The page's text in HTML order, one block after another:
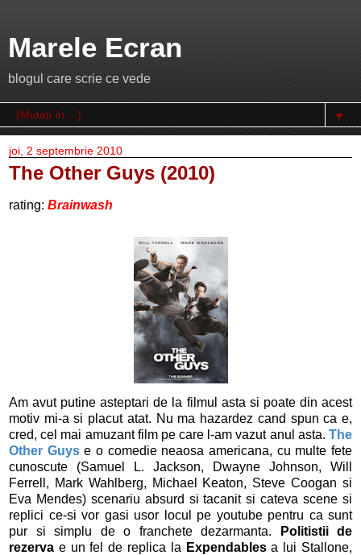
Marele Ecran
blogul care scrie ce vede
▼
joi, 2 septembrie 2010
The Other Guys (2010)
rating: Brainwash
Am avut putine asteptari de la filmul asta si poate din acest
motiv mi-a si placut atat. Nu ma hazardez cand spun ca e,
cred, cel mai amuzant film pe care l-am vazut anul asta. The
Other Guyse o comedie neaosa americana, cu multe fete
cunoscute (Samuel L. Jackson, Dwayne Johnson, Will
Ferrell, Mark Wahlberg, Michael Keaton, Steve Coogan si
Eva Mendes) scenariu absurd si tacanit si cateva scene si
replici ce-si vor gasi usor locul pe youtube pentru ca sunt
pur si simplu de o franchete dezarmanta.
Politistii de
rezerva e un fel de replica la Expendablesa lui Stallone,